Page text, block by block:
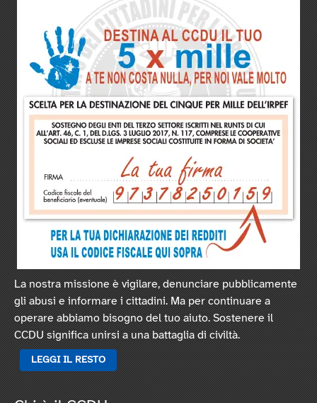
La nostra missione è vigilare, denunciare pubblicamente
gli abusi e informare i cittadini. Ma per continuare a
operare abbiamo bisogno del tuo aiuto. Sostenere il
CCDU significa unirsi a una battaglia di civiltà.
LEGGI IL RESTO